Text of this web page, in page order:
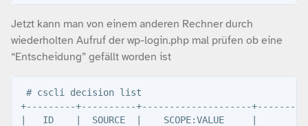
Jetzt kann man von einem anderen Rechner durch
wiederholten Aufruf der wp-login.php mal prüfen ob eine
“Entscheidung” gefällt worden ist
# cscli decision list
+---------+----------+--------------------
|   ID    |  SOURCE  |    SCOPE:VALUE     |